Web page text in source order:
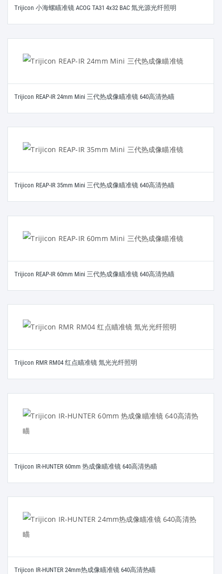
Trijicon 小海螺瞄准镜 ACOG TA31 4x32 BAC 氚光源光纤照明
Trijicon REAP-IR 24mm Mini 三代热成像瞄准镜 640高清热瞄
Trijicon REAP-IR 35mm Mini 三代热成像瞄准镜 640高清热瞄
Trijicon REAP-IR 60mm Mini 三代热成像瞄准镜 640高清热瞄
Trijicon RMR RM04 红点瞄准镜 氚光光纤照明
Trijicon IR-HUNTER 60mm 热成像瞄准镜 640高清热瞄
Trijicon IR-HUNTER 24mm热成像瞄准镜 640高清热瞄